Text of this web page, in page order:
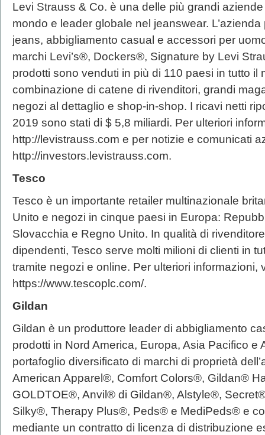
Levi Strauss & Co. è una delle più grandi
mondo e leader globale nel jeanswear.
jeans, abbigliamento casual e accessori per
marchi Levi’s®, Dockers®, Signature by Levi
prodotti sono venduti in più di 110 paesi in tutto il
combinazione di catene di rivenditori, grandi
negozi al dettaglio e shop-in-shop. I ricavi netti
2019 sono stati di $ 5,8 miliardi. Per ulteriori
http://levistrauss.com e per notizie e comunicati
http://investors.levistrauss.com.
Tesco
Tesco è un importante retailer multinazionale
Unito e negozi in cinque paesi in Europa:
Slovacchia e Regno Unito. In qualità di
dipendenti, Tesco serve molti milioni di clienti in
tramite negozi e online. Per ulteriori informazioni,
https://www.tescoplc.com/.
Gildan
Gildan è un produttore leader di abbigliamento
prodotti in Nord America, Europa, Asia Pacifico e
portafoglio diversificato di marchi di proprietà
American Apparel®, Comfort Colors®, Gildan®
GOLDTOE®, Anvil® di Gildan®, Alstyle®,
Silky®, Therapy Plus®, Peds® e MediPeds® e
mediante un contratto di licenza di distribuzione